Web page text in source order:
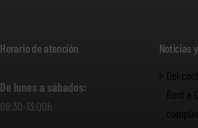
Horario de atención
De lunes a sábados:
08:30-13:00h
Noticias
Del
Rent a